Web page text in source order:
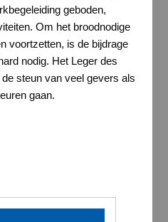
geboden,
Om het broodnodige
voortzetten, is de bijdrage
nodig. Het Leger des
steun van veel gevers als
gaan.